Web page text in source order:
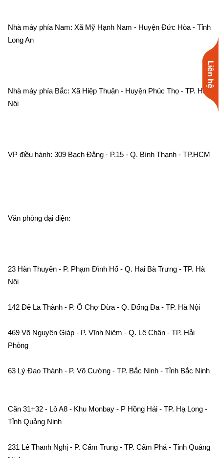
Liên hệ
Nhà máy phía Nam: Xã Mỹ Hạnh Nam - Huyện Đức Hòa - Tỉnh
Long An
Nhà máy phía Bắc: Xã Hiệp Thuận - Huyện Phúc Thọ - TP. Hà
Nội
VP điều hành: 309 Bạch Đằng - P.15 - Q. Bình Thạnh - TP.HCM
Văn phòng đại diện:
23 Hàn Thuyên - P. Phạm Đình Hổ - Q. Hai Bà Trưng - TP. Hà
Nội
142 Đê La Thành - P. Ô Chợ Dừa - Q. Đống Đa - TP. Hà Nội
469 Võ Nguyên Giáp - P. Vĩnh Niệm - Q. Lê Chân - TP. Hải
Phòng
63 Lý Đạo Thành - P. Võ Cường - TP. Bắc Ninh - Tỉnh Bắc Ninh
Căn 31+32 - Lô A8 - Khu Monbay - P Hồng Hải - TP. Hạ Long -
Tỉnh Quảng Ninh
231 Lê Thanh Nghị - P. Cẩm Trung - TP. Cẩm Phả - Tỉnh Quảng